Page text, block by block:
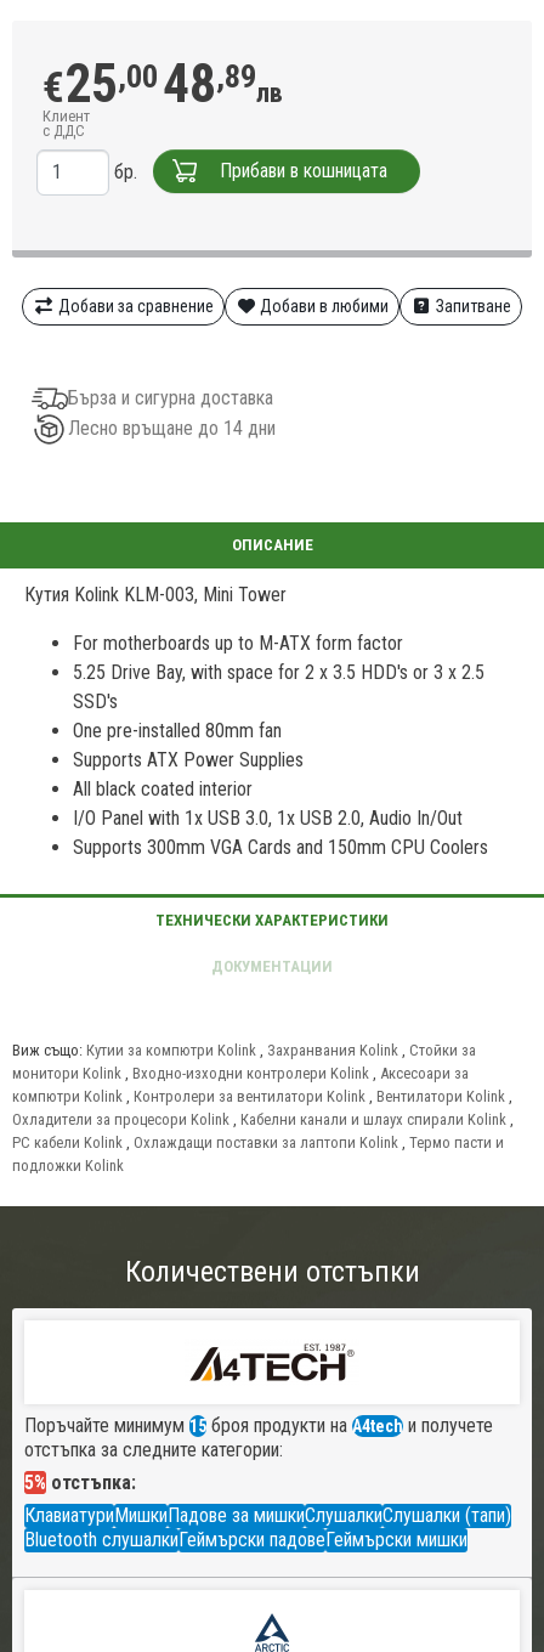
€25,00 48,89лв
Клиент
с ДДС
бр. Прибави в кошницата
Добави за сравнение Добави в любими Запитване
Бърза и сигурна доставка
Лесно връщане до 14 дни
Кутия Kolink KLM-003, Mini Tower
For motherboards up to M-ATX form factor
5.25 Drive Bay, with space for 2 x 3.5 HDD's or 3 x 2.5
SSD's
One pre-installed 80mm fan
Supports ATX Power Supplies
All black coated interior
I/O Panel with 1x USB 3.0, 1x USB 2.0, Audio In/Out
Supports 300mm VGA Cards and 150mm CPU Coolers
Виж също: Кутии за компютри Kolink , Захранвания Kolink , Стойки за
монитори Kolink , Входно-изходни контролери Kolink , Аксесоари за
компютри Kolink , Контролери за вентилатори Kolink , Вентилатори Kolink ,
Охладители за процесори Kolink , Кабелни канали и шлаух спирали Kolink ,
PC кабели Kolink , Охлаждащи поставки за лаптопи Kolink , Термо пасти и
подложки Kolink
Количествени отстъпки
Поръчайте минимум 15 броя продукти на A4tech и получете
отстъпка за следните категории:
5% отстъпка:
КлавиатуриМишкиПадове за мишкиСлушалкиСлушалки (тапи)
Bluetooth слушалкиГеймърски падовеГеймърски мишки